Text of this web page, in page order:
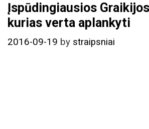
Įspūdingiausios
kurias verta aplankyti
2016-09-19 by straipsniai